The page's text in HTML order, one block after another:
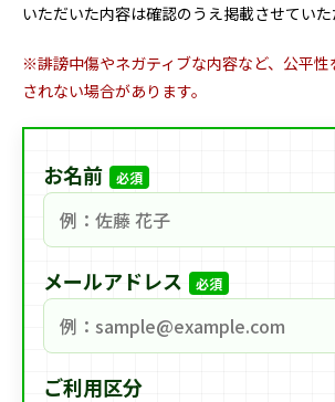
いただいた内容は確認のうえ掲載させていた
※誹謗中傷やネガティブな内容など、公平
されない場合があります。
お名前 必須
メールアドレス 必須
ご利用区分